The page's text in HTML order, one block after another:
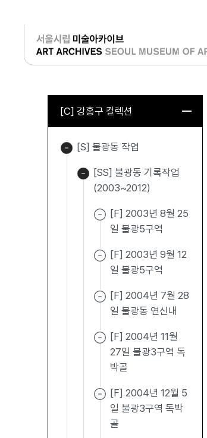
로그인
[C] 강홍구 컬렉션
[S] 불광동 작업
[SS] 불광동 기록작업
(2003~2012)
[F] 2003년 8월 25
일 불광5구역
[F] 2003년 9월 12
일 불광5구역
[F] 2004년 7월 28
일 불광동 연신내
[F] 2004년 11월
27일 불광3구역 독
박골
[F] 2004년 12월 5
일 불광3구역 독박
골